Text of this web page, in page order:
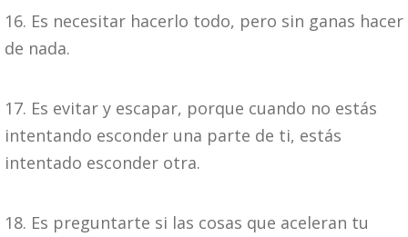
16. Es necesitar hacerlo todo, pero sin ganas hacer
de nada.
17. Es evitar y escapar, porque cuando no estás
intentando esconder una parte de ti, estás
intentado esconder otra.
18. Es preguntarte si las cosas que aceleran tu